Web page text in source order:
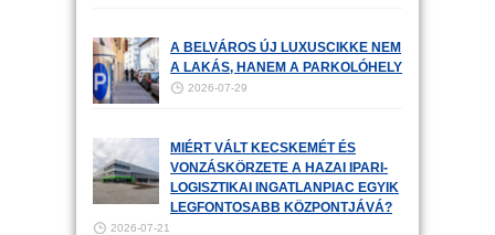
A BELVÁROS ÚJ LUXUSCIKKE NEM
A LAKÁS, HANEM A PARKOLÓHELY
2026-07-29
MIÉRT VÁLT KECSKEMÉT ÉS
VONZÁSKÖRZETE A HAZAI IPARI-
LOGISZTIKAI INGATLANPIAC EGYIK
LEGFONTOSABB KÖZPONTJÁVÁ?
2026-07-21